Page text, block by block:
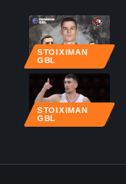
STOIXIMAN
GBL
STOIXIMAN
GBL